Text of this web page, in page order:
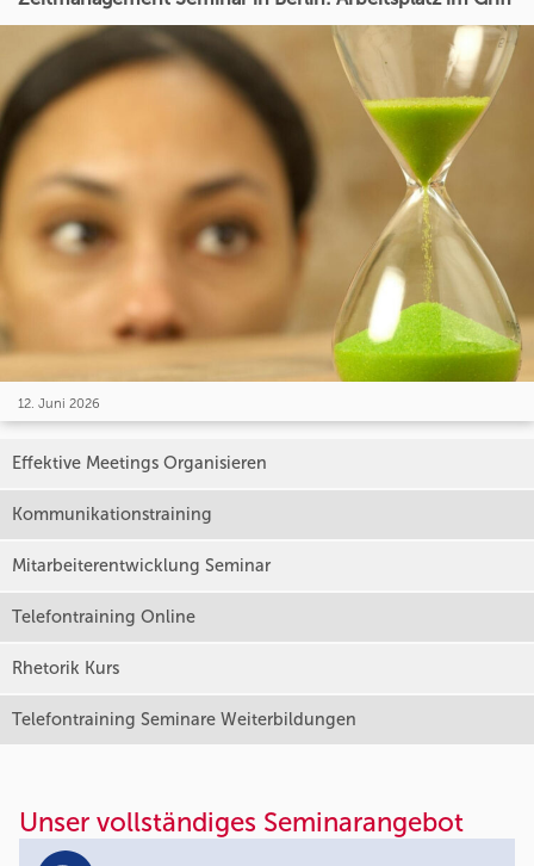
12. Juni 2026
Effektive Meetings Organisieren
Kommunikationstraining
Mitarbeiterentwicklung Seminar
Telefontraining Online
Rhetorik Kurs
Telefontraining Seminare Weiterbildungen
Unser vollständiges Seminarangebot